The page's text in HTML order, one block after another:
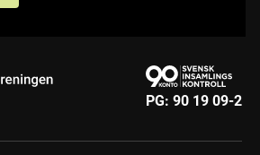
PG: 90 19 09-2